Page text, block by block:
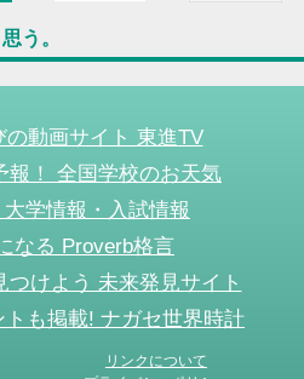
う。
の動画サイト 東進TV
報！ 全国学校のお天気
学情報・入試情報
なる Proverb格言
けよう 未来発見サイト
も掲載! ナガセ世界時計
リンクについて